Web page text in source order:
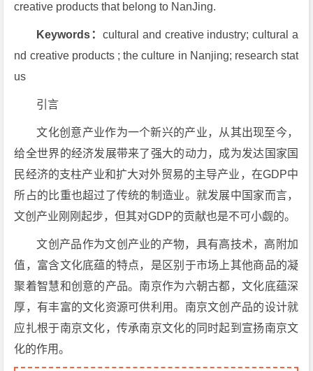
creative products that belong to NanJing.
Keywords：cultural and creative industry; cultural a
nd creative products ; the culture in Nanjing; research stat
us
引言
文化创意产业作为一个新兴的产业，从其出现至今，
给全世界的经济发展带来了强大的动力，成为发达国家国
民经济的支柱产业和扩大对外贸易的主导产业，在GDP中
所占的比重也超过了传统的制造业。就发展中国家而言，
文创产业刚刚起步，但其对GDP的贡献也是不可小觑的。
文创产品作为文创产业的产物，具有高技术，高附加
值，富含文化底蕴的特点，是区别于市场上其他商品的凝
聚着智慧和创意的产品。南京作为六朝古都，文化底蕴深
厚，有丰富的文化资源可供利用。南京文创产品的设计就
应扎根于南京文化，传承南京文化的同时起到宣扬南京文
化的作用。